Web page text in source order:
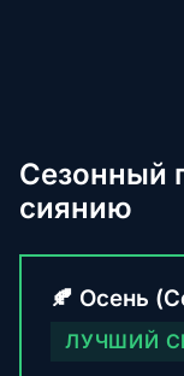
Сезонный
сиянию
🍂 Осень
ЛУЧШИЙ